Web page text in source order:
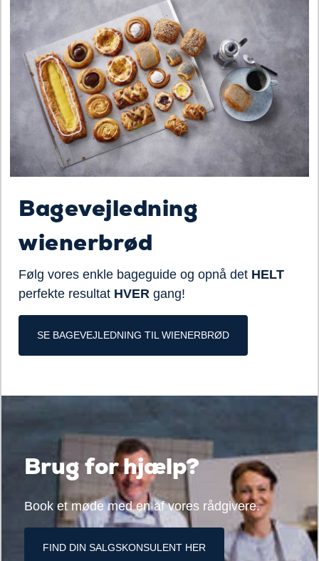
Bagevejledning
wienerbrød
Følg vores enkle bageguide og opnå det HELT
perfekte resultat HVER gang!
SE BAGEVEJLEDNING TIL WIENERBRØD
Brug for hjælp?
Book et møde med en af vores rådgivere.
FIND DIN SALGSKONSULENT HER